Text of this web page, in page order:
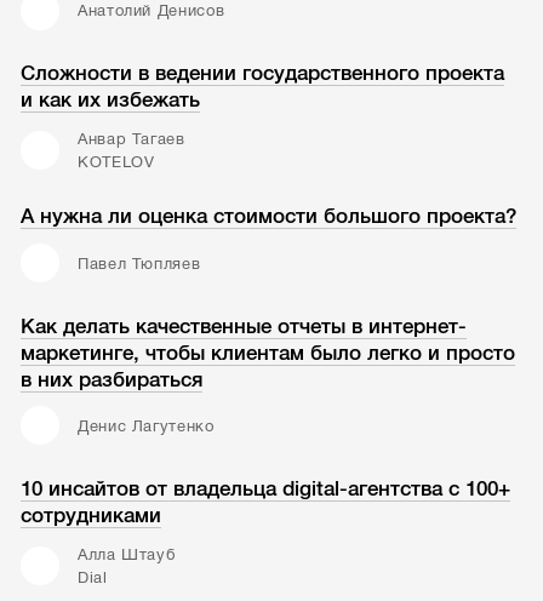
Анатолий Денисов
Сложности в ведении государственного проекта
и как их избежать
Анвар Тагаев
KOTELOV
А нужна ли оценка стоимости большого проекта?
Павел Тюпляев
Как делать качественные отчеты в интернет-
маркетинге, чтобы клиентам было легко и просто
в них разбираться
Денис Лагутенко
10 инсайтов от владельца digital-агентства с 100+
сотрудниками
Алла Штауб
Dial